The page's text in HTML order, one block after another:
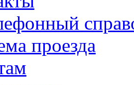
проезда